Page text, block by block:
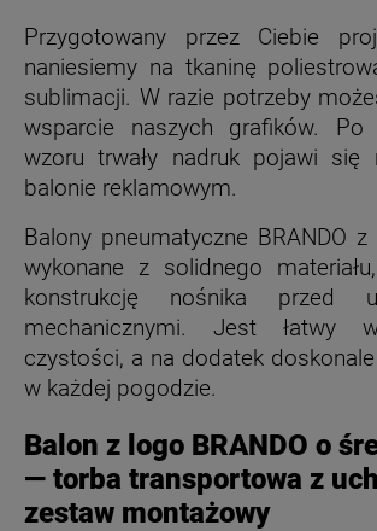
Przygotowany przez Ciebie
naniesiemy na tkaninę
sublimacji. W razie potrzeby
wsparcie naszych grafików. Po
wzoru trwały nadruk pojawi się
balonie reklamowym.
Balony pneumatyczne BRANDO
wykonane z solidnego
konstrukcję nośnika przed
mechanicznymi. Jest łatwy
czystości, a na dodatek
w każdej pogodzie.
Balon z logo BRANDO o
— torba transportowa z
zestaw montażowy